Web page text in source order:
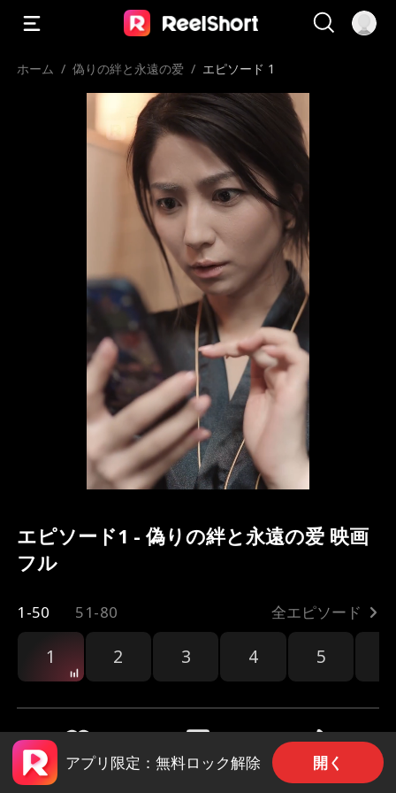
ホーム / 偽りの絆と永遠の爱 / エピソード 1
エピソード1 - 偽りの絆と永遠の爱 映画
フル
1-50 51-80 全エピソード
1 2 3 4 5
264 3k 共有
アプリ限定：無料ロック解除 開く